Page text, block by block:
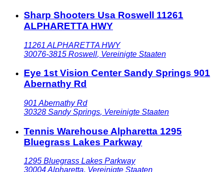
Sharp Shooters Usa Roswell 11261
ALPHARETTA HWY
11261 ALPHARETTA HWY
30076-3815 Roswell, Vereinigte Staaten
Eye 1st Vision Center Sandy Springs 901
Abernathy Rd
901 Abernathy Rd
30328 Sandy Springs, Vereinigte Staaten
Tennis Warehouse Alpharetta 1295
Bluegrass Lakes Parkway
1295 Bluegrass Lakes Parkway
30004Alpharetta, Vereinigte Staaten